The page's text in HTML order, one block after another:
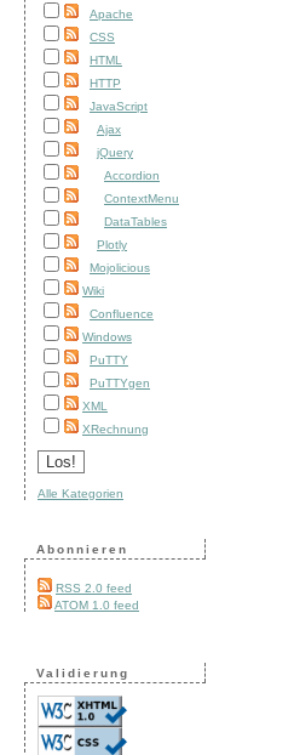
Apache
CSS
HTML
HTTP
JavaScript
Ajax
jQuery
Accordion
ContextMenu
DataTables
Plotly
Mojolicious
Wiki
Confluence
Windows
PuTTY
PuTTYgen
XML
XRechnung
Alle Kategorien
Abonnieren
RSS 2.0 feed
ATOM 1.0 feed
Validierung